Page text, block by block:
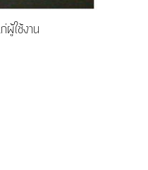
ผู้ใช้งาน